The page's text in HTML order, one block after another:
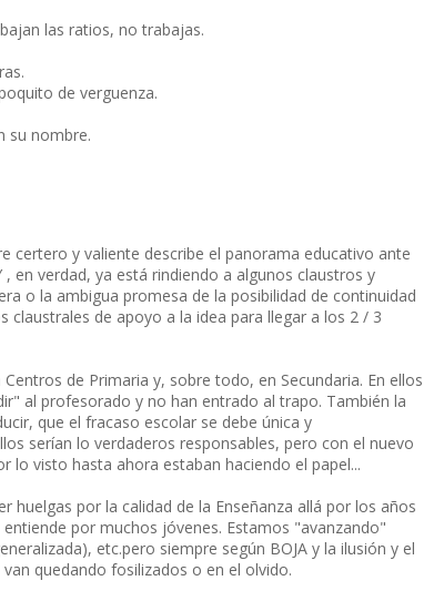
las ratios, no trabajas.
de verguenza.
su nombre.
certero y valiente describe el panorama educativo ante
en verdad, ya está rindiendo a algunos claustros y
o la ambigua promesa de la posibilidad de continuidad
de apoyo a la idea para llegar a los 2 / 3
de Primaria y, sobre todo, en Secundaria. En ellos
al profesorado y no han entrado al trapo. También la
que el fracaso escolar se debe única y
serían lo verdaderos responsables, pero con el nuevo
lo visto hasta ahora estaban haciendo el papel...
por la calidad de la Enseñanza allá por los años
por muchos jóvenes. Estamos "avanzando"
etc.pero siempre según BOJA y la ilusión y el
quedando fosilizados o en el olvido.